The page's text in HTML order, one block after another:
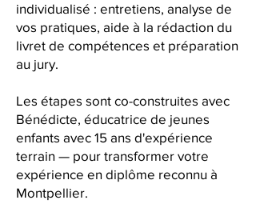
individualisé : entretiens, analyse de
vos pratiques, aide à la rédaction du
livret de compétences et préparation
au jury.
Les étapes sont co-construites avec
Bénédicte, éducatrice de jeunes
enfants avec 15 ans d'expérience
terrain — pour transformer votre
expérience en diplôme reconnu à
Montpellier.